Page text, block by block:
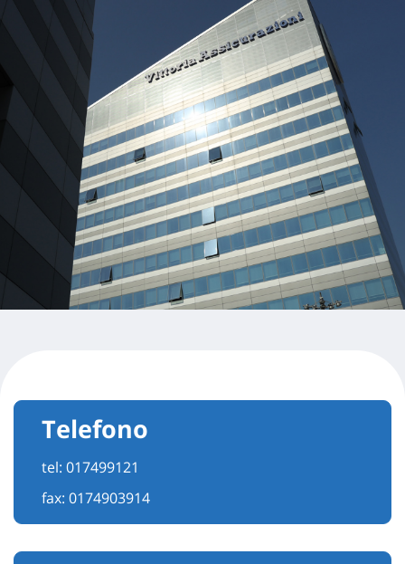
Telefono
tel: 017499121
fax: 0174903914